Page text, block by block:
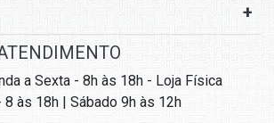
a Sexta - 8h às 18h - Loja Física
8 às 18h | Sábado 9h às 12h